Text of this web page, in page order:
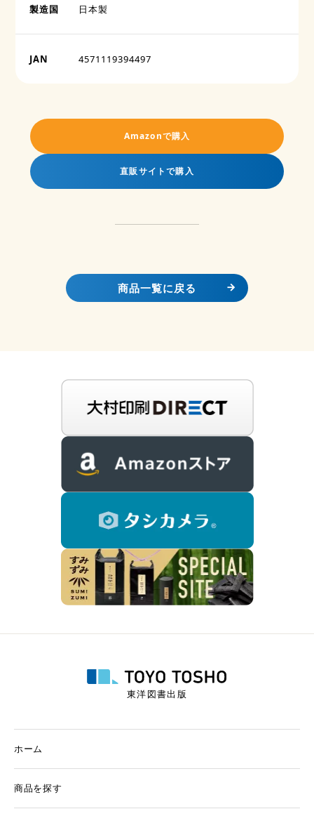
製造国 日本製
JAN 4571119394497
Amazonで購入
直販サイトで購入
商品一覧に戻る
東洋図書出版
ホーム
商品を探す